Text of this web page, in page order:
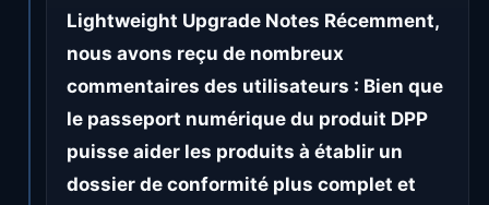
Lightweight Upgrade Notes Récemment,
nous avons reçu de nombreux
commentaires des utilisateurs : Bien que
le passeport numérique du produit DPP
puisse aider les produits à établir un
dossier de conformité plus complet et